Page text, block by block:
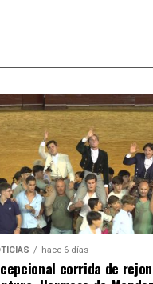
hace 6 días
corrida de